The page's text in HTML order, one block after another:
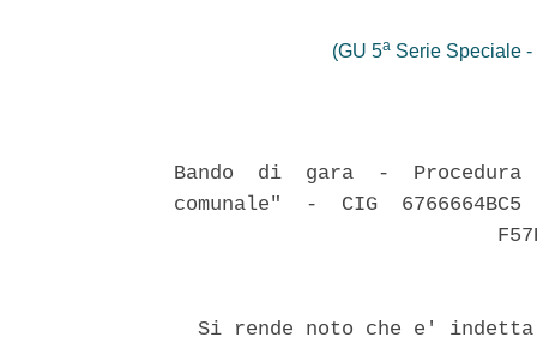
(GU 5aSerie Speciale -
Bando  di  gara  -
comunale"  -  CIG
Si rende noto che e'